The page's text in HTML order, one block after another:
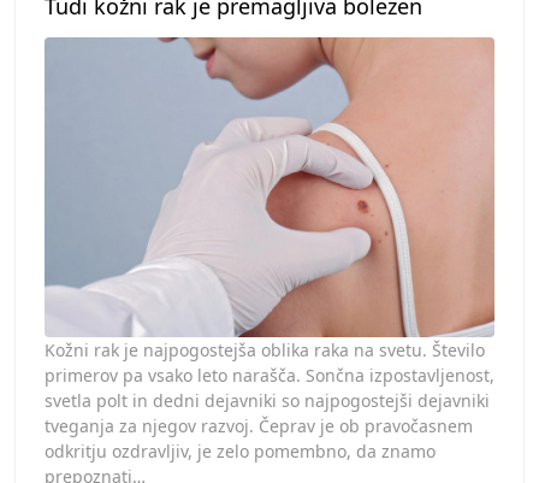
Tudi kožni rak je premagljiva bolezen
Kožni rak je najpogostejša oblika raka na svetu. Število
primerov pa vsako leto narašča. Sončna izpostavljenost,
svetla polt in dedni dejavniki so najpogostejši dejavniki
tveganja za njegov razvoj. Čeprav je ob pravočasnem
odkritju ozdravljiv, je zelo pomembno, da znamo
prepoznati…